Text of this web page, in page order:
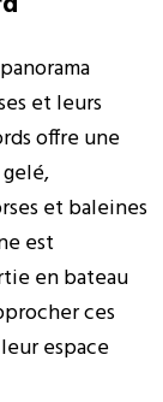
et leurs
offre une
et baleines
est
en bateau
ces
espace